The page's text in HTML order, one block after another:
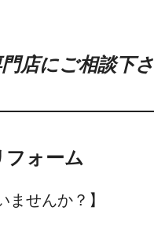
店にご相談下さ
ォーム
ませんか？】